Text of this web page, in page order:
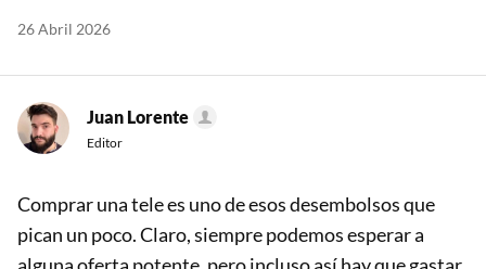
26 Abril 2026
Juan Lorente
Editor
Comprar una tele es uno de esos desembolsos que
pican un poco. Claro, siempre podemos esperar a